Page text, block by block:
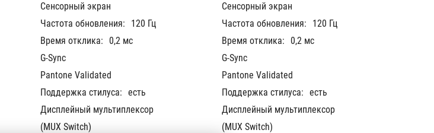
Сенсорный экран
Частота обновления:
120 Гц
Время отклика:
0,2 мс
G-Sync
Pantone Validated
Поддержка стилуса: есть
Дисплейный мультиплексор
(MUX Switch)
Сенсорный экран
Частота обновления:
120 Гц
Время отклика:
0,2 мс
G-Sync
Pantone Validated
Поддержка стилуса: есть
Дисплейный мультиплексор
(MUX Switch)